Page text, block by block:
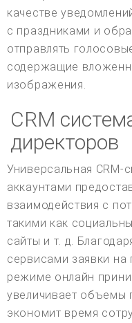
качестве
с праздниками и
отправлять
содержащие
изображения.
CRM
директоров
Универсальная CRM-
аккаунтами
взаимодействия с
такими как
сайты и т. д.
сервисами заявки на
режиме онлайн
увеличивает объемы
экономит время